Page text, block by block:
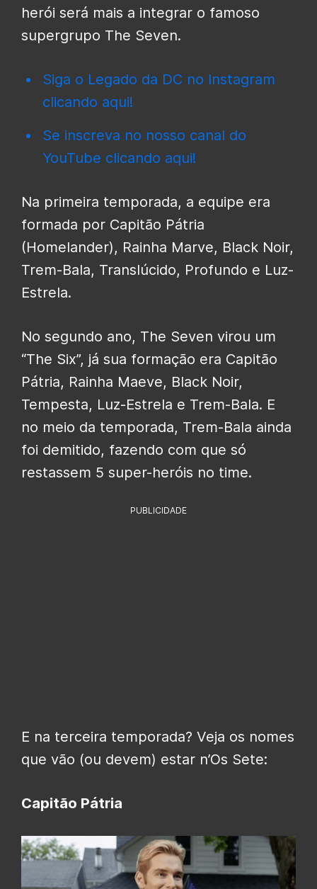
herói será mais a integrar o famoso
supergrupo The Seven.
Siga o Legado da DC no Instagram
clicando aqui!
Se inscreva no nosso canal do
YouTube clicando aqui!
Na primeira temporada, a equipe era
formada por Capitão Pátria
(Homelander), Rainha Marve, Black Noir,
Trem-Bala, Translúcido, Profundo e Luz-
Estrela.
No segundo ano, The Seven virou um
“The Six”, já sua formação era Capitão
Pátria, Rainha Maeve, Black Noir,
Tempesta, Luz-Estrela e Trem-Bala. E
no meio da temporada, Trem-Bala ainda
foi demitido, fazendo com que só
restassem 5 super-heróis no time.
PUBLICIDADE
E na terceira temporada? Veja os nomes
que vão (ou devem) estar n’Os Sete:
Capitão Pátria